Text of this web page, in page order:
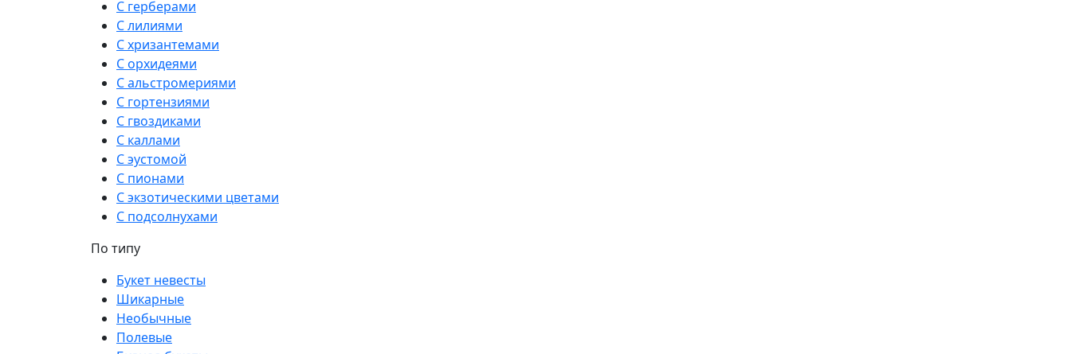
С герберами
С лилиями
С хризантемами
С орхидеями
С альстромериями
С гортензиями
С гвоздиками
С каллами
С эустомой
С пионами
С экзотическими цветами
С подсолнухами
По типу
Букет невесты
Шикарные
Необычные
Полевые